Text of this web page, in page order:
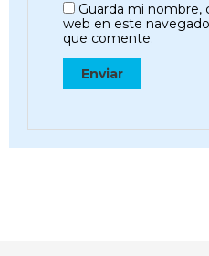
Guarda mi nombre,
web en este
que comente.